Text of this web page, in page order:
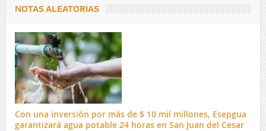
NOTAS ALEATORIAS
Con una inversión por más de $ 10 mil millones, Esepgua
garantizará agua potable 24 horas en San Juan del Cesar